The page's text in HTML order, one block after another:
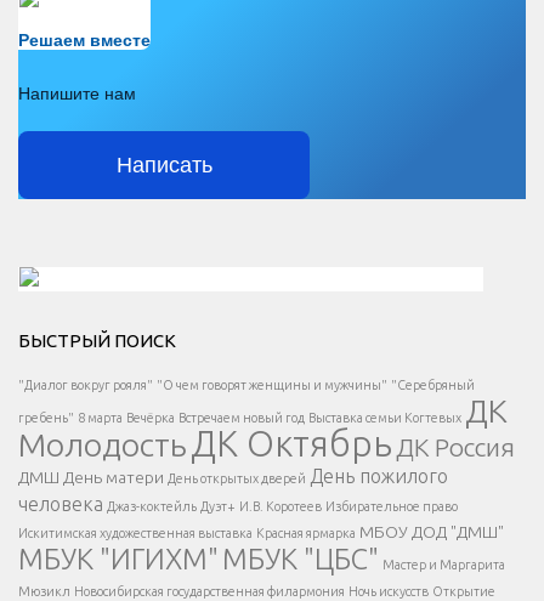
Решаем вместе
Напишите нам
Написать
Есть вопрос?
Напишите нам
</span >
Написать
</button >
</div > </div >
БЫСТРЫЙ ПОИСК
"Диалог вокруг рояля" "О чем говорят женщины и мужчины" "Серебряный
гребень" 8 марта Вечёрка Встречаем новый год Выставка семьи Когтевых ДК
МолодостьДК Октябрь ДК Россия
ДМШ День матери День открытых дверей День пожилого
человека Джаз-коктейль Дуэт+ И.В. Коротеев Избирательное право
Искитимская художественная выставка Красная ярмарка МБОУ ДОД "ДМШ"
МБУК "ИГИХМ" МБУК "ЦБС" Мастер и Маргарита
Мюзикл Новосибирская государственная филармония Ночь искусств Открытие